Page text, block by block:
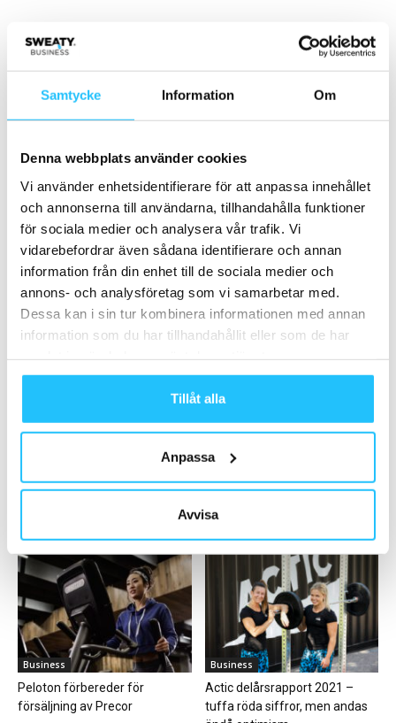
Samtycke Information Om
Denna webbplats använder cookies
Vi använder enhetsidentifierare för att anpassa innehållet
och annonserna till användarna, tillhandahålla funktioner
för sociala medier och analysera vår trafik. Vi
vidarebefordrar även sådana identifierare och annan
information från din enhet till de sociala medier och
annons- och analysföretag som vi samarbetar med.
Dessa kan i sin tur kombinera informationen med annan
information som du har tillhandahållit eller som de har
Tillåt alla
Anpassa
Avvisa
MEST POPULÄRA
Garmin lanserar skärmlöst aktivitetsband
2026-07-22
MBM 2026 sätter fokus på Rising Stars
2026-04-10
Ladda fler
Business
Peloton förbereder för
försäljning av Precor
Business
Actic delårsrapport 2021 –
tuffa röda siffror, men andas